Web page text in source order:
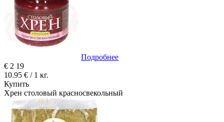
Подробнее
€ 2 19
10.95 € / 1 кг.
Купить
Хрен столовый красносвекольный